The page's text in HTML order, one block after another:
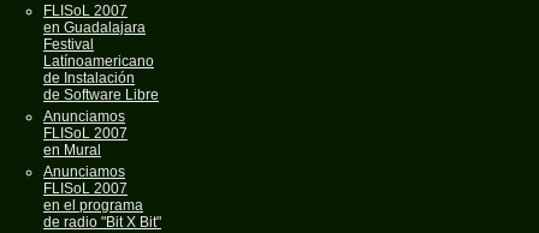
FLISoL 2007
en Guadalajara
Festival
Latínoamericano
de Instalación
de Software Libre
Anunciamos
FLISoL 2007
en Mural
Anunciamos
FLISoL 2007
en el programa
de radio "Bit X Bit"